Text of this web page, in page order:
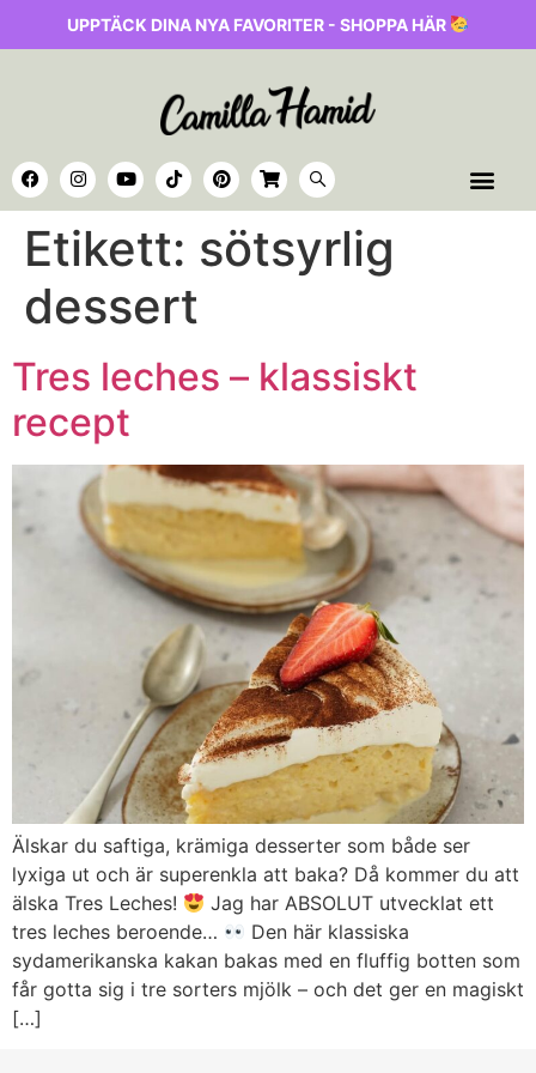
UPPTÄCK DINA NYA FAVORITER - SHOPPA HÄR
Etikett: sötsyrlig
dessert
Tres leches – klassiskt
recept
Älskar du saftiga, krämiga desserter som både ser
lyxiga ut och är superenkla att baka? Då kommer du att
älska Tres Leches!
Jag har ABSOLUT utvecklat ett
tres leches beroende…
Den här klassiska
sydamerikanska kakan bakas med en fluffig botten som
får gotta sig i tre sorters mjölk – och det ger en magiskt
[…]